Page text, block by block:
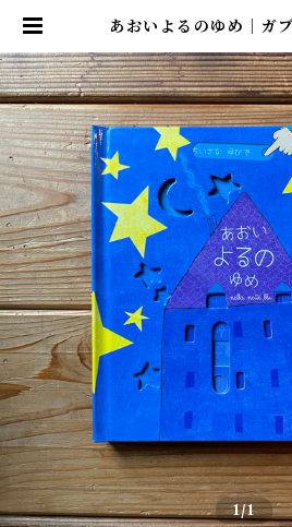
あおいよるのゆめ｜ガ
鬼町 漁村の本屋 ト
1/1